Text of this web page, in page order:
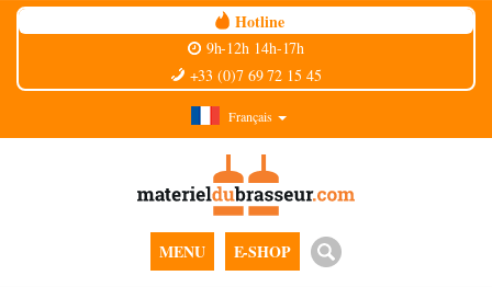
Hotline
9h-12h 14h-17h
+33 (0)7 69 72 15 45
Français
MENU E-SHOP